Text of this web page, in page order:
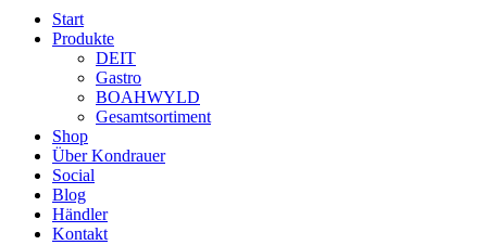
Start
Produkte
DEIT
Gastro
BOAHWYLD
Gesamtsortiment
Shop
Über Kondrauer
Social
Blog
Händler
Kontakt